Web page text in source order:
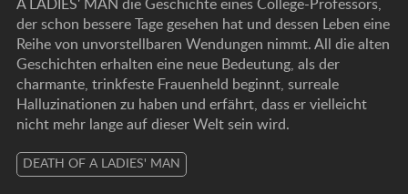
der schon bessere Tage gesehen hat und dessen Leben eine
Reihe von unvorstellbaren Wendungen nimmt. All die alten
Geschichten erhalten eine neue Bedeutung, als der
charmante, trinkfeste Frauenheld beginnt, surreale
Halluzinationen zu haben und erfährt, dass er vielleicht
nicht mehr lange auf dieser Welt sein wird.
DEATH OF A LADIES' MAN